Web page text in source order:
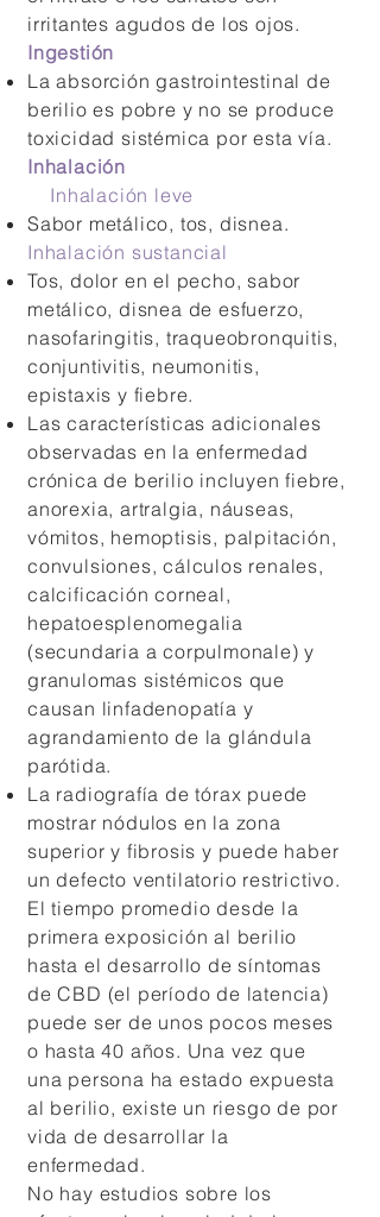
irritantes agudos de los ojos.
Ingestión
La absorción gastrointestinal de
berilio es pobre y no se produce
toxicidad sistémica por esta vía.
Inhalación
Inhalación leve
Sabor metálico, tos, disnea.
Inhalación sustancial
Tos, dolor en el pecho, sabor
metálico, disnea de esfuerzo,
nasofaringitis, traqueobronquitis,
conjuntivitis, neumonitis,
epistaxis y fiebre.
Las características adicionales
observadas en la enfermedad
crónica de berilio incluyen fiebre,
anorexia, artralgia, náuseas,
vómitos, hemoptisis, palpitación,
convulsiones, cálculos renales,
calcificación corneal,
hepatoesplenomegalia
(secundaria a corpulmonale) y
granulomas sistémicos que
causan linfadenopatía y
agrandamiento de la glándula
parótida.
La radiografía de tórax puede
mostrar nódulos en la zona
superior y fibrosis y puede haber
un defecto ventilatorio restrictivo.
El tiempo promedio desde la
primera exposición al berilio
hasta el desarrollo de síntomas
de CBD (el período de latencia)
puede ser de unos pocos meses
o hasta 40 años. Una vez que
una persona ha estado expuesta
al berilio, existe un riesgo de por
vida de desarrollar la
enfermedad.
No hay estudios sobre los